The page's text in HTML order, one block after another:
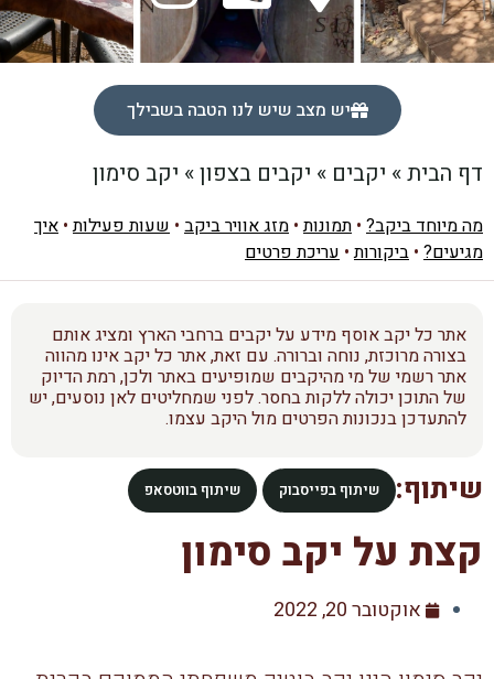
יש מצב שיש לנו הטבה בשבילך
דף הבית» יקבים » יקבים בצפון» יקב סימון
מה מיוחד ביקב? • תמונות• מזג אוויר ביקב • שעות פעילות• איך
מגיעים? • ביקורות• עריכת פרטים
אתר כל יקב אוסף מידע על יקבים ברחבי הארץ ומציג אותם
בצורה מרוכזת, נוחה וברורה. עם זאת, אתר כל יקב אינו מהווה
אתר רשמי של מי מהיקבים שמופיעים באתר ולכן, רמת הדיוק
של התוכן יכולה ללקות בחסר. לפני שמחליטים לאן נוסעים, יש
להתעדכן בנכונות הפרטים מול היקב עצמו.
שיתוף: שיתוף בפייסבוק שיתוף בווטסאפ
קצת על יקב סימון
אוקטובר 20, 2022